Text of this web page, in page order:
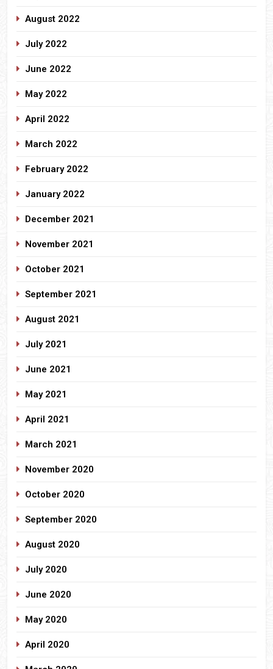
August 2022
July 2022
June 2022
May 2022
April 2022
March 2022
February 2022
January 2022
December 2021
November 2021
October 2021
September 2021
August 2021
July 2021
June 2021
May 2021
April 2021
March 2021
November 2020
October 2020
September 2020
August 2020
July 2020
June 2020
May 2020
April 2020